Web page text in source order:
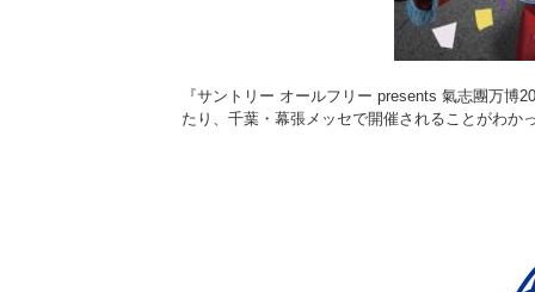
『サントリー オールフリー presents 氣志團万博
たり、千葉・幕張メッセで開催されることがわか